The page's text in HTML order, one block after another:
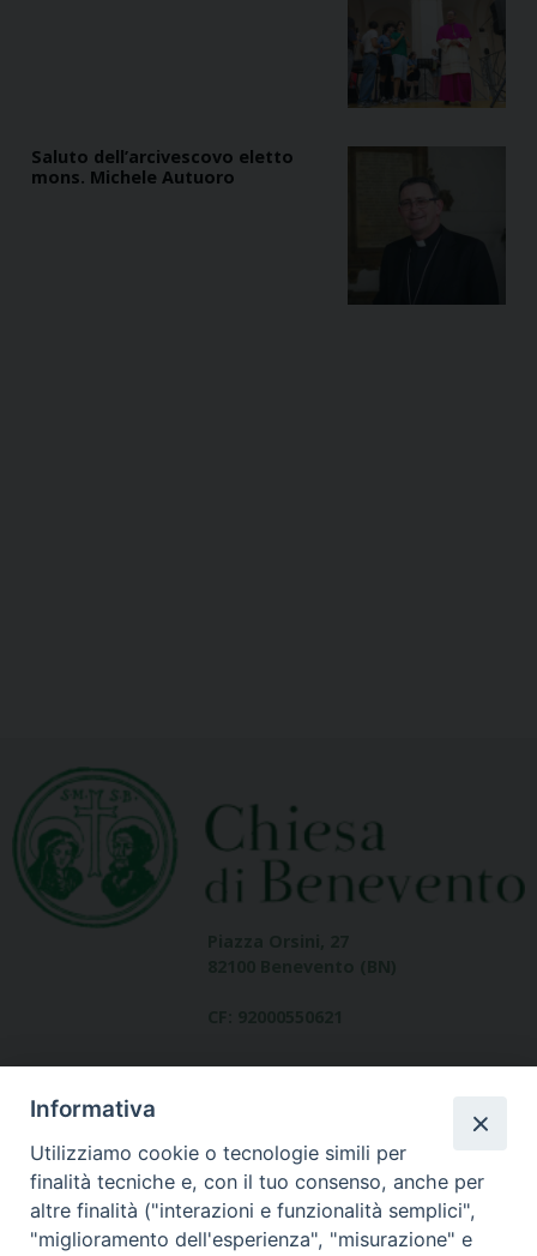
Saluto dell’arcivescovo eletto
mons. Michele Autuoro
Dove siamo
contatti
Informativa
Utilizziamo cookie o tecnologie simili per
finalità tecniche e, con il tuo consenso, anche per
altre finalità ("interazioni e funzionalità semplici",
"miglioramento dell'esperienza", "misurazione" e